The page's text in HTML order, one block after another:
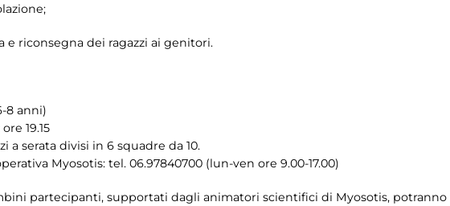
e riconsegna dei ragazzi ai genitori.
8 anni)
19.15
a serata divisi in 6 squadre da 10.
Myosotis: tel. 06.97840700 (lun-ven ore 9.00-17.00)
partecipanti, supportati dagli animatori scientifici di Myosotis,